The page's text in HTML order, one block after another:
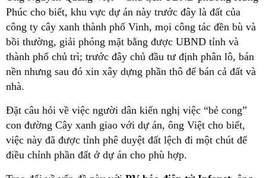
Phúc cho biết, khu vực dự án này trước đây là đất của
công ty cây xanh thành phố Vinh, mọi công tác đền bù và
bồi thường, giải phóng mặt bằng được UBND tỉnh và
thành phố chủ trì; trước đây chủ đầu tư định phân lô, bán
nền nhưng sau đó xin xây dựng phần thô để bán cả đất và
nhà.
Đặt câu hỏi về việc người dân kiến nghị việc “bẻ cong”
con đường Cây xanh giao với dự án, ông Việt cho biết,
việc này đã được tỉnh phê duyệt đất lệch đi một chút để
điều chỉnh phần đất ở dự án cho phù hợp.